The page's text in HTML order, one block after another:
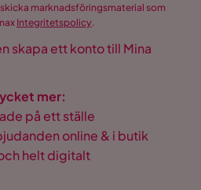
marknadsföringsmaterial som
Integritetspolicy.
skapa ett konto till Mina
mer:
på ett ställe
online & i butik
helt digitalt